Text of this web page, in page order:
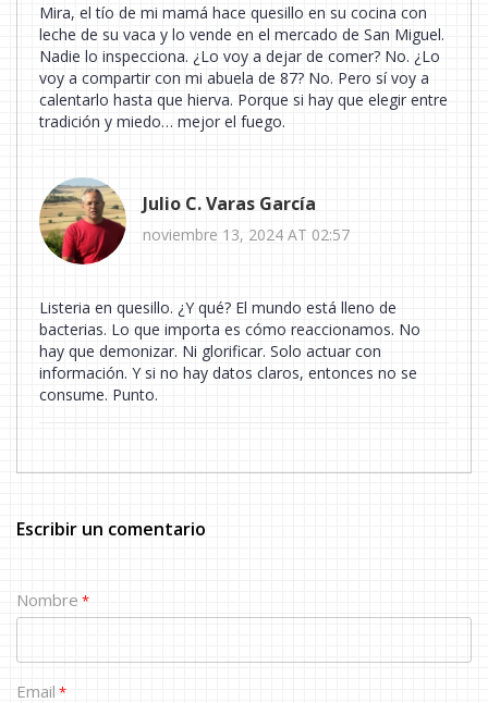
Mira, el tío de mi mamá hace quesillo en su cocina con
leche de su vaca y lo vende en el mercado de San Miguel.
Nadie lo inspecciona. ¿Lo voy a dejar de comer? No. ¿Lo
voy a compartir con mi abuela de 87? No. Pero sí voy a
calentarlo hasta que hierva. Porque si hay que elegir entre
tradición y miedo… mejor el fuego.
Julio C. Varas García
noviembre 13, 2024 AT 02:57
Listeria en quesillo. ¿Y qué? El mundo está lleno de
bacterias. Lo que importa es cómo reaccionamos. No
hay que demonizar. Ni glorificar. Solo actuar con
información. Y si no hay datos claros, entonces no se
consume. Punto.
Escribir un comentario
Nombre *
Email *